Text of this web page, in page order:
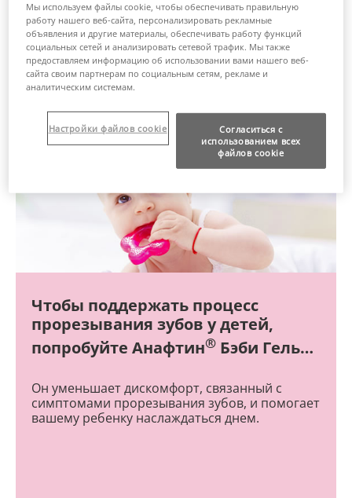
Узнать больше
Чтобы поддержать процесс
прорезывания зубов у детей,
попробуйте Анафтин® Бэби Гель
Он уменьшает дискомфорт, связанный с
симптомами прорезывания зубов, и помогает
вашему ребенку наслаждаться днем.
Мы используем файлы cookie, чтобы обеспечивать правильную
работу нашего веб-сайта, персонализировать рекламные
объявления и другие материалы, обеспечивать работу функций
социальных сетей и анализировать сетевой трафик. Мы также
предоставляем информацию об использовании вами нашего веб-
сайта своим партнерам по социальным сетям, рекламе и
аналитическим системам.
Согласиться с
использованием всех
файлов cookie
Настройки файлов cookie